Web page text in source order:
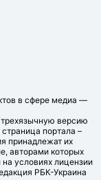
в сфере медиа —
версию
портала –
принадлежат их
авторами которых
условиях лицензии
РБК-Украина